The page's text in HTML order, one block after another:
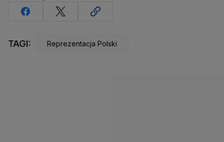
TAGI: Reprezentacja Polski